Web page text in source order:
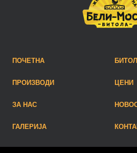
ПОЧЕТНА
ПРОИЗВОДИ ЦЕНИ
ЗА НАС
ГАЛЕРИЈА